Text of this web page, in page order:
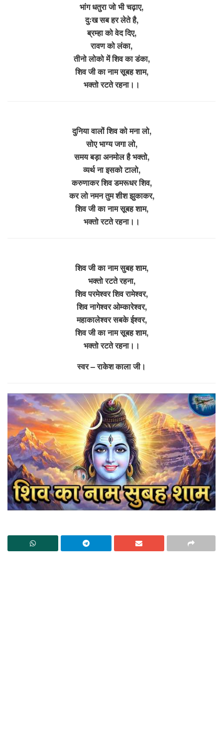
भांग धतुरा जो भी चढ़ाए,
दुःख सब हर लेते है,
ब्रम्हा को वेद दिए,
रावण को लंका,
तीनो लोको में शिव का डंका,
शिव जी का नाम सूबह शाम,
भक्तो रटते रहना।।
दुनिया वालों शिव को मना लो,
सोए भाग्य जगा लो,
समय बड़ा अनमोल है भक्तो,
व्यर्थ ना इसको टालो,
करुणाकर शिव डमरूधर शिव,
कर लो नमन तुम शीश झुकाकर,
शिव जी का नाम सूबह शाम,
भक्तो रटते रहना।।
शिव जी का नाम सुबह शाम,
भक्तो रटते रहना,
शिव परमेश्वर शिव रामेश्वर,
शिव नागेश्वर ओम्कारेश्वर,
महाकालेश्वर सबके ईश्वर,
शिव जी का नाम सूबह शाम,
भक्तो रटते रहना।।
स्वर – राकेश काला जी।